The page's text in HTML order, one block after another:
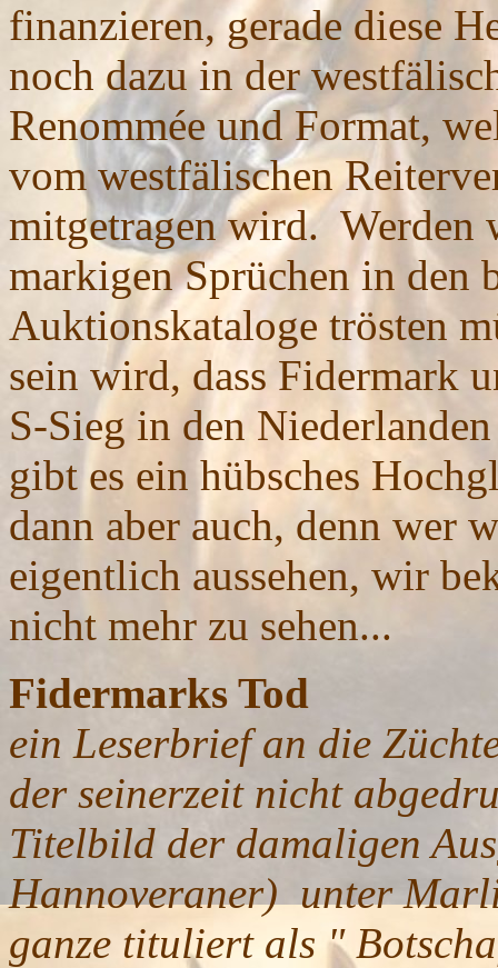
finanzieren, gerade diese
noch dazu in der
Renommée und Format,
vom westfälischen
mitgetragen wird. Werden
markigen Sprüchen in den
Auktionskataloge trösten
sein wird, dass Fidermark
S-Sieg in den
gibt es ein hübsches
dann aber auch, denn wer
eigentlich aussehen, wir
nicht mehr zu sehen...
Fidermarks Tod
ein Leserbrief an die
der seinerzeit nicht
Titelbild der damaligen
Hannoveraner) unter
ganze tituliert als "